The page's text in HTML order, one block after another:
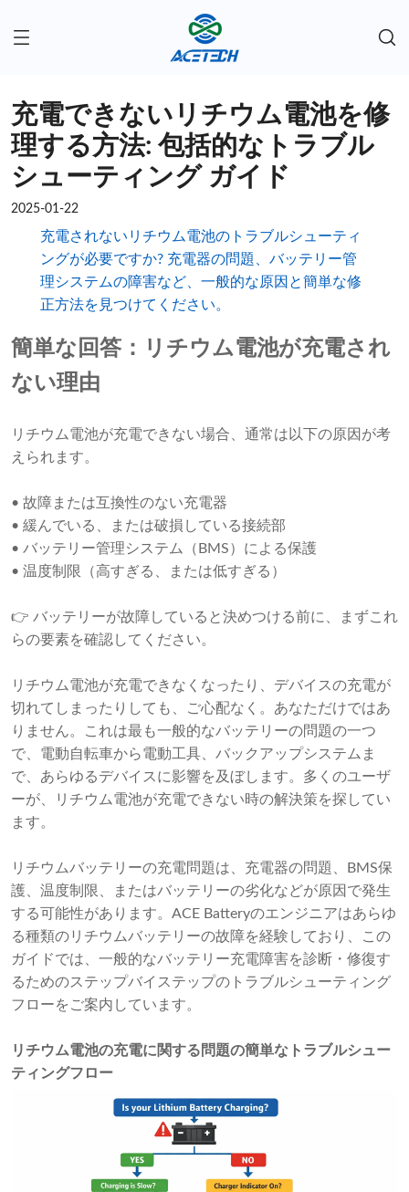
充電できないリチウム電池を修
理する方法: 包括的なトラブル
シューティング ガイド
2025-01-22
充電されないリチウム電池のトラブルシューティ
ングが必要ですか? 充電器の問題、バッテリー管
理システムの障害など、一般的な原因と簡単な修
正方法を見つけてください。
簡単な回答：リチウム電池が充電され
ない理由
リチウム電池が充電できない場合、通常は以下の原因が考
えられます。
• 故障または互換性のない充電器
• 緩んでいる、または破損している接続部
• バッテリー管理システム（BMS）による保護
• 温度制限（高すぎる、または低すぎる）
👉 バッテリーが故障していると決めつける前に、まずこれ
らの要素を確認してください。
リチウム電池が充電できなくなったり、デバイスの充電が
切れてしまったりしても、ご心配なく。あなただけではあ
りません。これは最も一般的なバッテリーの問題の一つ
で、電動自転車から電動工具、バックアップシステムま
で、あらゆるデバイスに影響を及ぼします。多くのユーザ
ーが、リチウム電池が充電できない時の解決策を探してい
ます。
リチウムバッテリーの充電問題は、充電器の問題、BMS保
護、温度制限、またはバッテリーの劣化などが原因で発生
する可能性があります。ACE Batteryのエンジニアはあらゆ
る種類のリチウムバッテリーの故障を経験しており、この
ガイドでは、一般的なバッテリー充電障害を診断・修復す
るためのステップバイステップのトラブルシューティング
フローをご案内しています。
リチウム電池の充電に関する問題の簡単なトラブルシュー
ティングフロー